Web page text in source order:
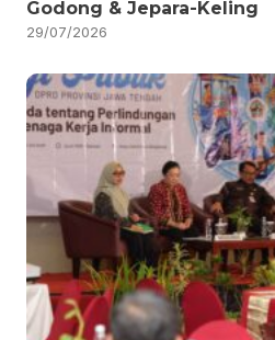
Godong & Jepara-Keling
29/07/2026